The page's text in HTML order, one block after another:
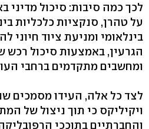
לכך כמה סיבות: סיכול
על טהרן, סנקציות כלכליות
בינלאומי ומניעת ציוד חיוני
הגרעין, באמצעות סיכול רכש
ומחשבים מתקדמים ברחבי
לצד כל אלה, העידו מסמכים
ויקיליקס כי תוך ניצול של
והחברתיים בתוככי